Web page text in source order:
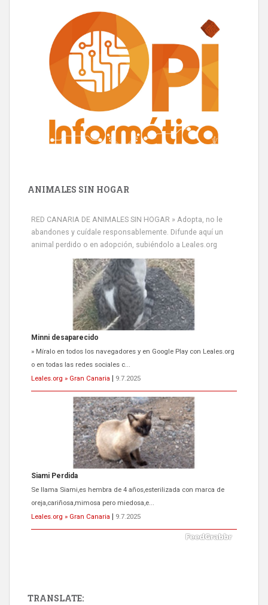
ANIMALES SIN HOGAR
RED CANARIA DE ANIMALES SIN HOGAR » Adopta, no le
abandones y cuídale responsablemente. Difunde aquí un
animal perdido o en adopción, subiéndolo a Leales.org
Minni desaparecido
» Míralo en todos los navegadores y en Google Play con Leales.org
o en todas las redes sociales c...
Leales.org » Gran Canaria
9.7.2025
Siami Perdida
Se llama Siami,es hembra de 4 años,esterilizada con marca de
oreja,cariñosa,mimosa pero miedosa,e...
Leales.org » Gran Canaria
9.7.2025
TRANSLATE: